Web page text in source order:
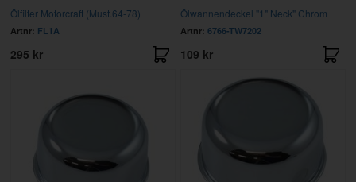
Ölfilter Motorcraft (Must.64-78)
Artnr: FL1A
295 kr
Ölwannendeckel "1" Neck" Chrom
Artnr: 6766-TW7202
109 kr